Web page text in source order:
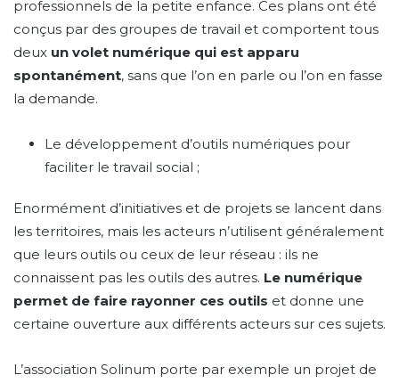
professionnels de la petite enfance. Ces plans ont été
conçus par des groupes de travail et comportent tous
deux un volet numérique qui est apparu
spontanément, sans que l’on en parle ou l’on en fasse
la demande.
Le développement d’outils numériques pour
faciliter le travail social ;
Enormément d’initiatives et de projets se lancent dans
les territoires, mais les acteurs n’utilisent généralement
que leurs outils ou ceux de leur réseau : ils ne
connaissent pas les outils des autres. Le numérique
permet de faire rayonner ces outils et donne une
certaine ouverture aux différents acteurs sur ces sujets.
L’association Solinum porte par exemple un projet de